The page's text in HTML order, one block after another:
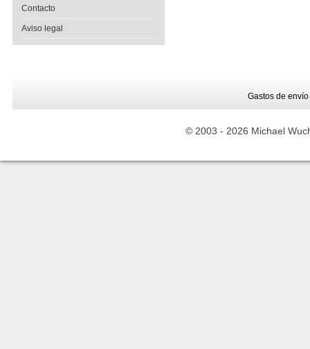
Contacto
Aviso legal
Gastos de envío
© 2003 - 2026 Michael